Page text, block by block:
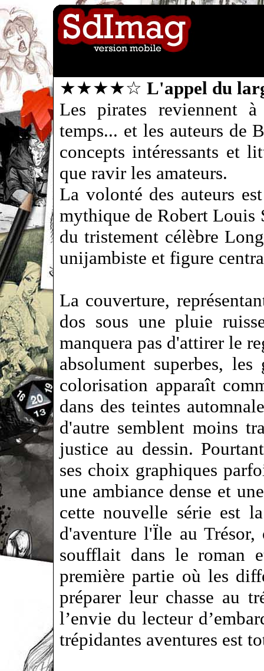
★★★★☆ L'appel du
Les pirates reviennent
temps... et les auteurs de
concepts intéressants et
que ravir les amateurs.
La volonté des auteurs
mythique de Robert Louis
du tristement célèbre
unijambiste et figure
La couverture,
dos sous une pluie
manquera pas d'attirer le
absolument superbes,
colorisation apparaît
dans des teintes
d'autre semblent moins
justice au dessin.
ses choix graphiques
une ambiance dense et
cette nouvelle série est
d'aventure l'Ïle au
soufflait dans le roman
première partie où les
préparer leur chasse au
l’envie du lecteur
trépidantes aventures est